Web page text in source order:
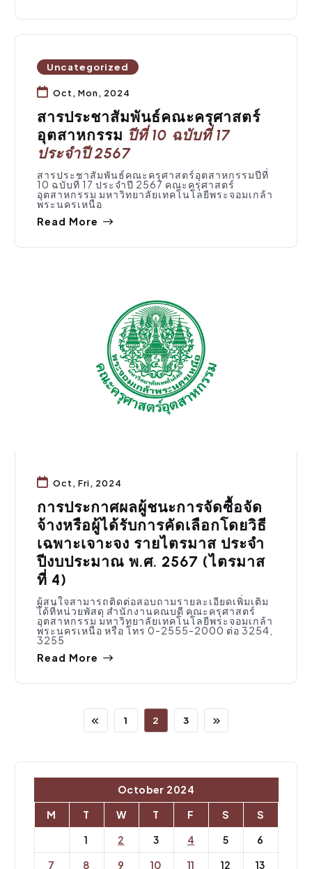
Uncategorized
Oct, Mon, 2024
สารประชาสัมพันธ์คณะครุศาสตร์
อุตสาหกรรม ปีที่ 10 ฉบับที่ 17
ประจำปี 2567
สารประชาสัมพันธ์คณะครุศาสตร์อุตสาหกรรมปีที่
10 ฉบับที่ 17 ประจำปี 2567 คณะครุศาสตร์
อุตสาหกรรม มหาวิทยาลัยเทคโนโลยีพระจอมเกล้า
พระนครเหนือ
Read More
Oct, Fri, 2024
การประกาศผลผู้ชนะการจัดซื้อจัด
จ้างหรือผู้ได้รับการคัดเลือกโดยวิธี
เฉพาะเจาะจง รายไตรมาส ประจำ
ปีงบประมาณ พ.ศ. 2567 (ไตรมาส
ที่ 4)
ผู้สนใจสามารถติดต่อสอบถามรายละเอียดเพิ่มเติม
ได้ที่หน่วยพัสดุ สำนักงานคณบดี คณะครุศาสตร์
อุตสาหกรรม มหาวิทยาลัยเทคโนโลยีพระจอมเกล้า
พระนครเหนือ หรือ โทร 0-2555-2000 ต่อ 3254,
3255
Read More
1 2 3
October 2024
M
T W T F S
S
1
2 3 4 5
6
7
8 9 10 11 12
13